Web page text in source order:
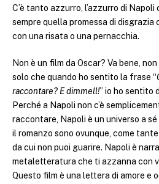
C’è tanto azzurro, l’azzurro di Napoli
sempre quella promessa di disgrazia
con una risata o una pernacchia.
Non è un film da Oscar? Va bene,
solo che quando ho sentito la frase “
raccontare? E dimmell!” io ho sentito
Perché a Napoli non c’è
raccontare, Napoli è un universo a
il romanzo sono ovunque, come
da cui non puoi guarire. Napoli è
metaletteratura che ti azzanna con
Questo film è una lettera di amore e